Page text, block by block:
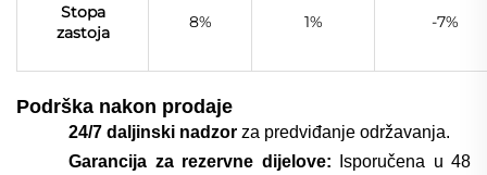
Stopa
zastoja
8% 1% -7%
Podrška nakon prodaje
24/7 daljinski nadzor za predviđanje održavanja.
Garancija za rezervne dijelove:
Isporučena u 48